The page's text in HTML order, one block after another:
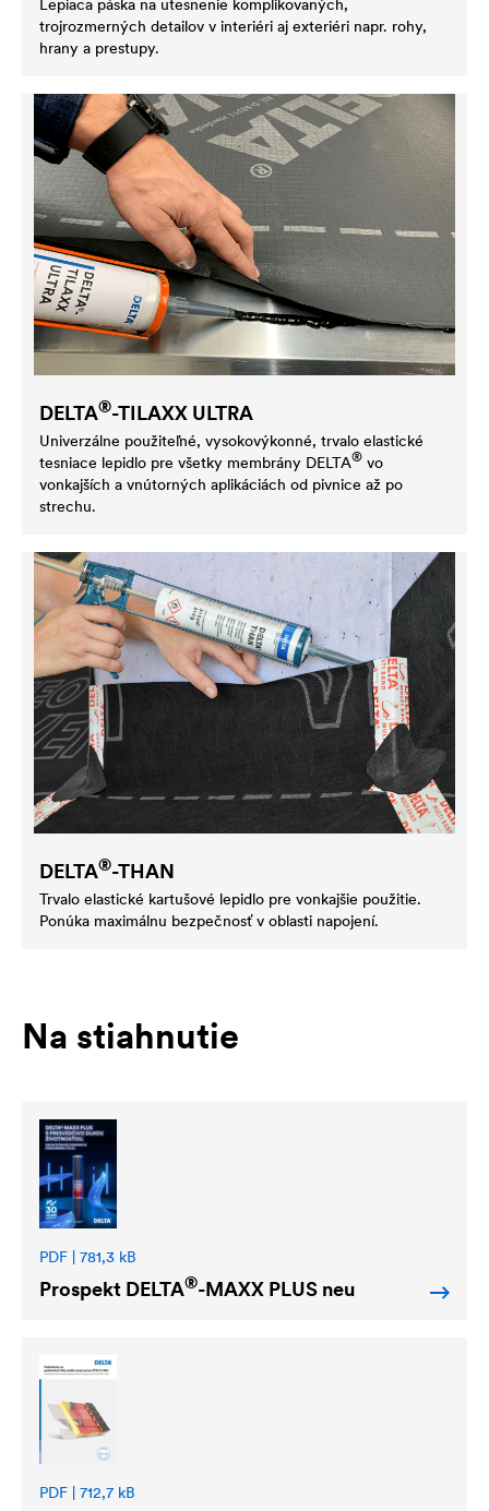
Lepiaca páska na utesnenie komplikovaných,
trojrozmerných detailov v interiéri aj exteriéri napr. rohy,
hrany a prestupy.
DELTA®-TILAXX ULTRA
Univerzálne použiteľné, vysokovýkonné, trvalo elastické
tesniace lepidlo pre všetky membrány DELTA® vo
vonkajších a vnútorných aplikáciách od pivnice až po
strechu.
DELTA®-THAN
Trvalo elastické kartušové lepidlo pre vonkajšie použitie.
Ponúka maximálnu bezpečnosť v oblasti napojení.
Na stiahnutie
PDF | 781,3 kB
Prospekt DELTA®-MAXX PLUS neu
PDF | 712,7 kB